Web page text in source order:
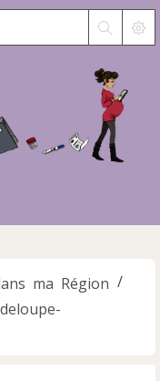
ma Région